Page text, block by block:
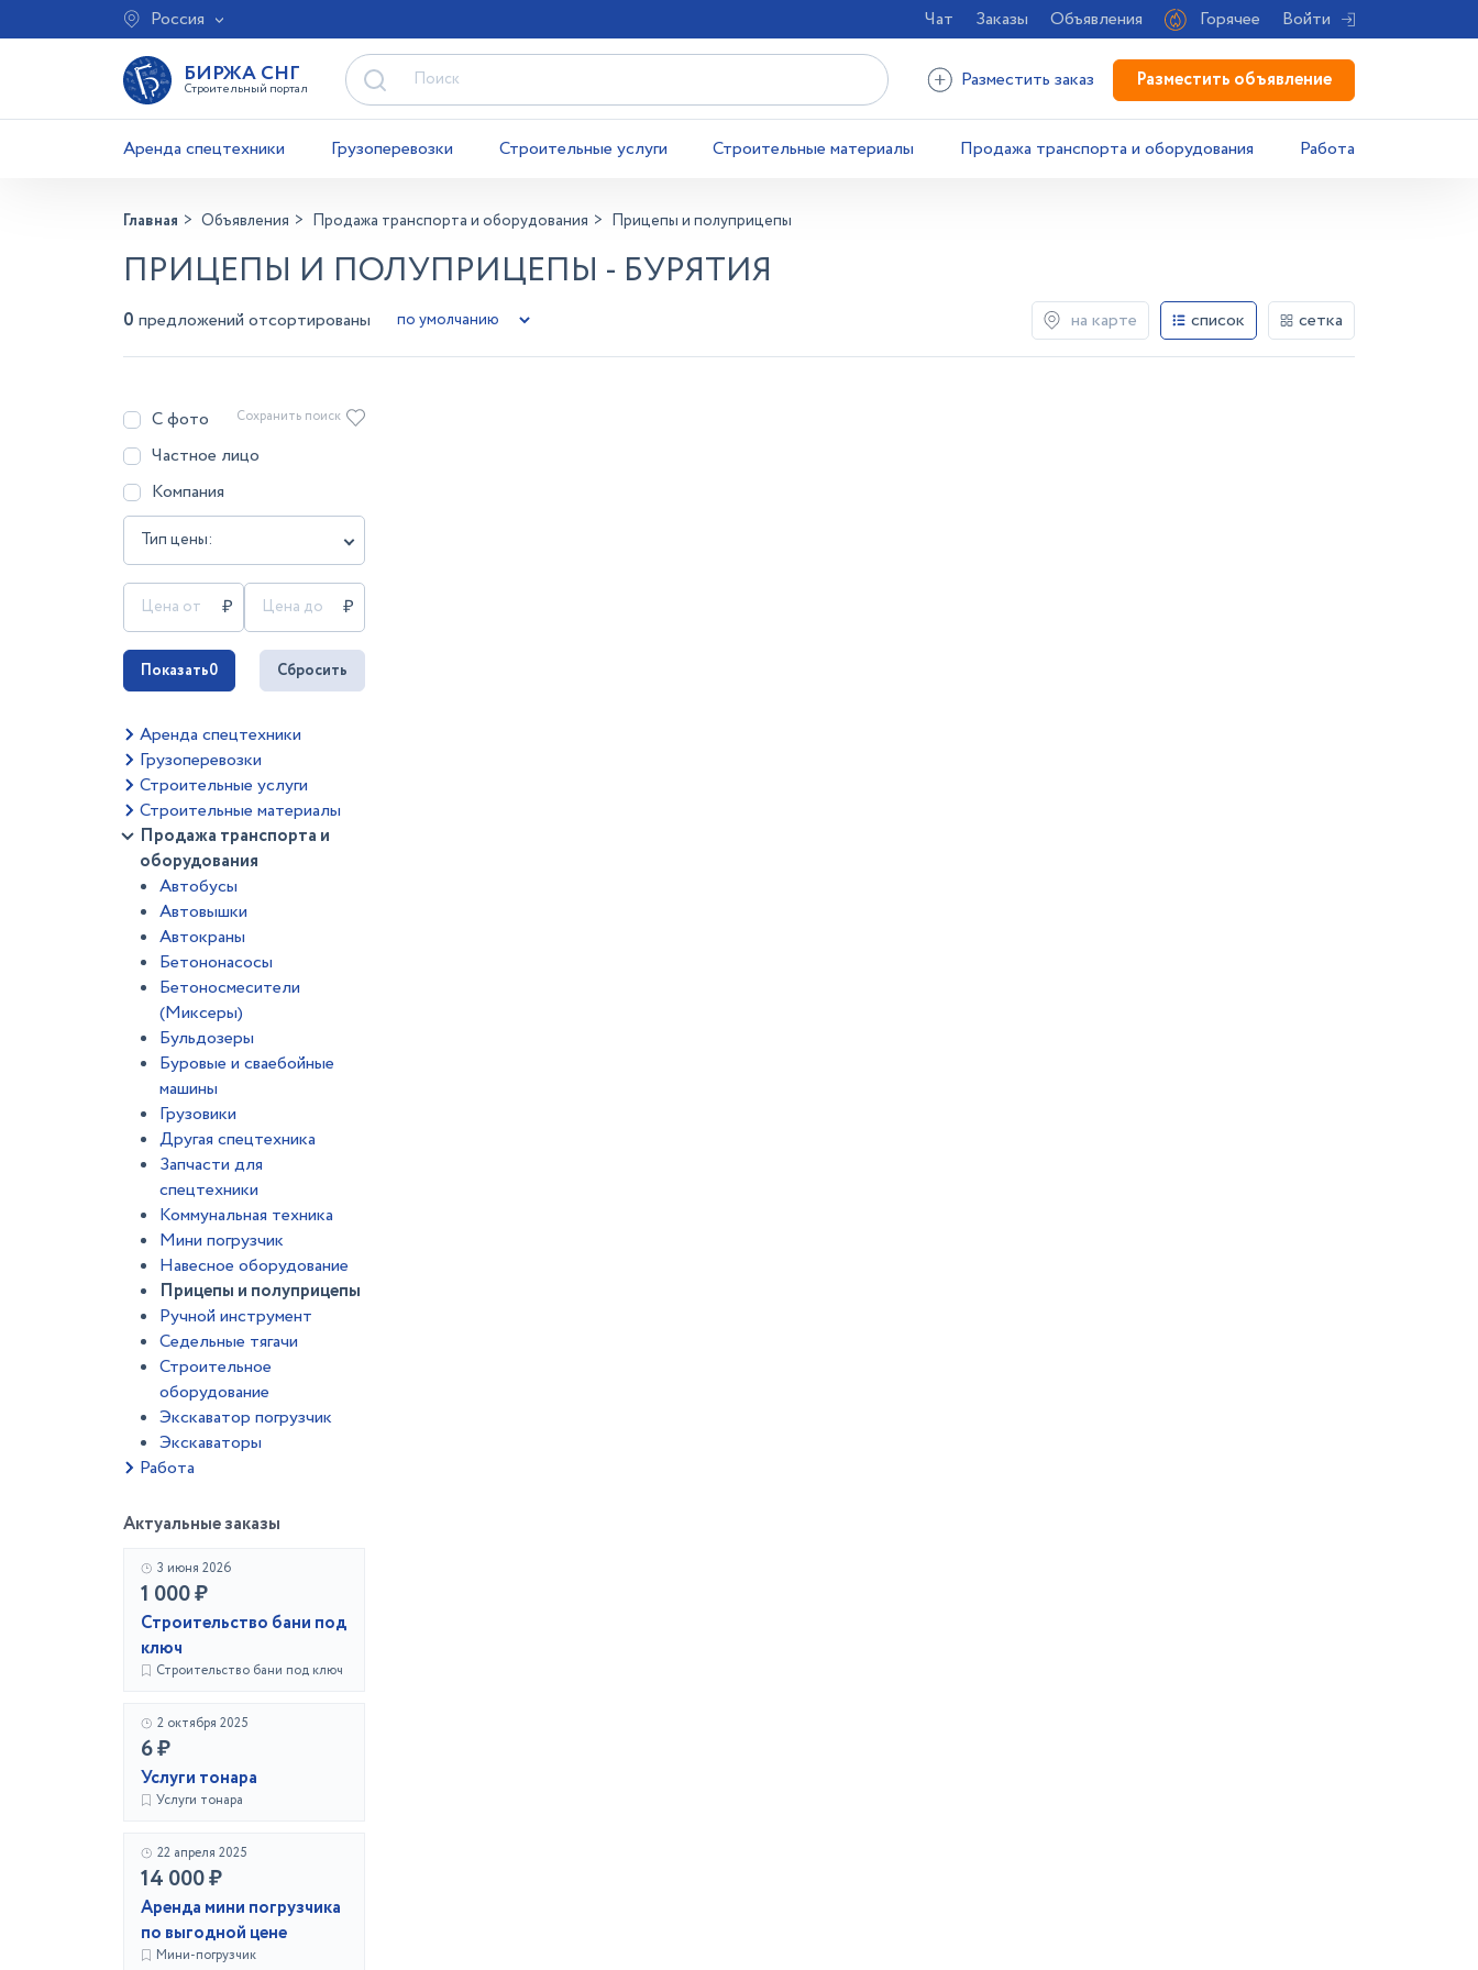
Россия Чат Заказы Объявления Горячее Войти
БИРЖА СНГ
Строительный портал Разместить заказ Разместить объявление
Аренда спецтехники Грузоперевозки Строительные услуги Строительные материалы Продажа транспорта и оборудования Работа
Главная Объявления Продажа транспорта и оборудования Прицепы и полуприцепы
ПРИЦЕПЫ И ПОЛУПРИЦЕПЫ - БУРЯТИЯ
0 предложений отсортированы на карте список сетка
С фото
Частное лицо
Компания
Тип цены:
Сохранить поиск
Показать0 Сбросить
Аренда спецтехники
Грузоперевозки
Строительные услуги
Строительные материалы
Продажа транспорта и
оборудования
Автобусы
Автовышки
Автокраны
Бетононасосы
Бетоносмесители
(Миксеры)
Бульдозеры
Буровые и сваебойные
машины
Грузовики
Другая спецтехника
Запчасти для
спецтехники
Коммунальная техника
Мини погрузчик
Навесное оборудование
Прицепы и полуприцепы
Ручной инструмент
Седельные тягачи
Строительное
оборудование
Экскаватор погрузчик
Экскаваторы
Работа
Актуальные заказы
3 июня 2026
1 000 ₽
Строительство бани под
ключ
Строительство бани под ключ
2 октября 2025
6 ₽
Услуги тонара
Услуги тонара
22 апреля 2025
14 000 ₽
Аренда мини погрузчика
по выгодной цене
Мини-погрузчик